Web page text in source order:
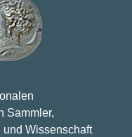
Sammler,
Wissenschaft